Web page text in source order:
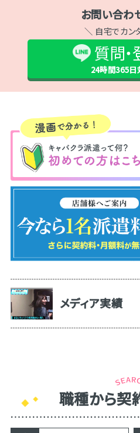
お問い合わ
＼ 自宅でカン
質問
24時間365日
メディア実績
職種から契